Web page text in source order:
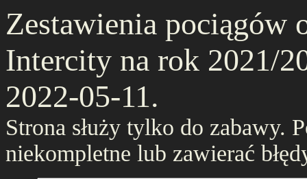
Zestawienia pociągów
Intercity na rok 2021/
2022-05-11.
Strona służy tylko do zabawy.
niekompletne lub zawierać